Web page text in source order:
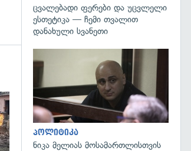
გადახედვა
ცვალებადი ფერები და უცვლელი
ესთეტიკა — ჩემი თვალით
დანახული სვანეთი
პოლიტიკა
ნიკა მელიას მოსამართლისთვის